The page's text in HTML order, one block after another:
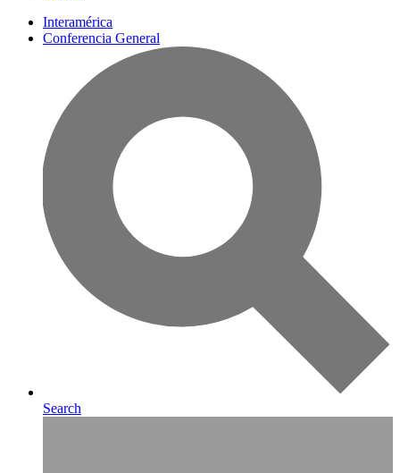
Interamérica
Conferencia General
Search